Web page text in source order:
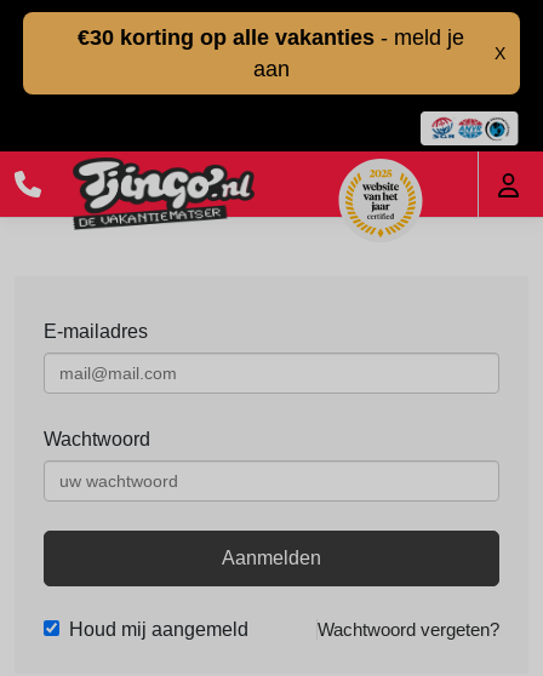
€30 korting op alle vakanties - meld je
aan
X
E-mailadres
Wachtwoord
Aanmelden
Houd mij aangemeld Wachtwoord vergeten?